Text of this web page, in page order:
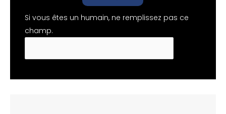
Si vous êtes un humain, ne remplissez pas ce
champ.